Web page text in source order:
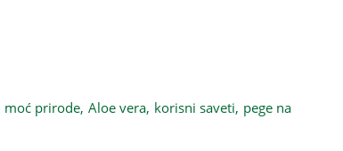
moć prirode, Aloe vera, korisni saveti, pege na